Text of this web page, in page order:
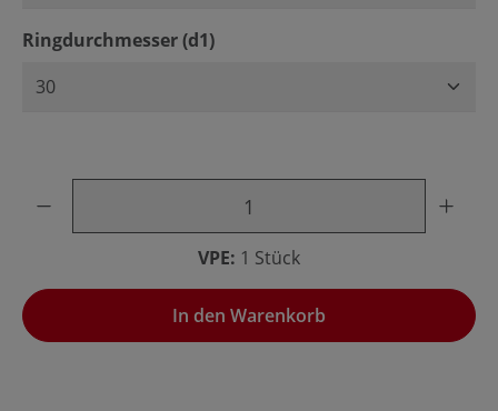
Ringdurchmesser (d1)auswählen
VPE: 1 Stück
In den Warenkorb